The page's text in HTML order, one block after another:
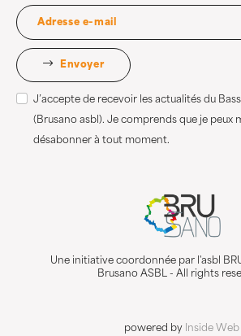
Envoyer
J’accepte de recevoir les actualités du
(Brusano asbl). Je comprends que je peux
désabonner à tout moment.
Une initiative coordonnée par l'asbl
Brusano ASBL - All rights
powered by Inside Web